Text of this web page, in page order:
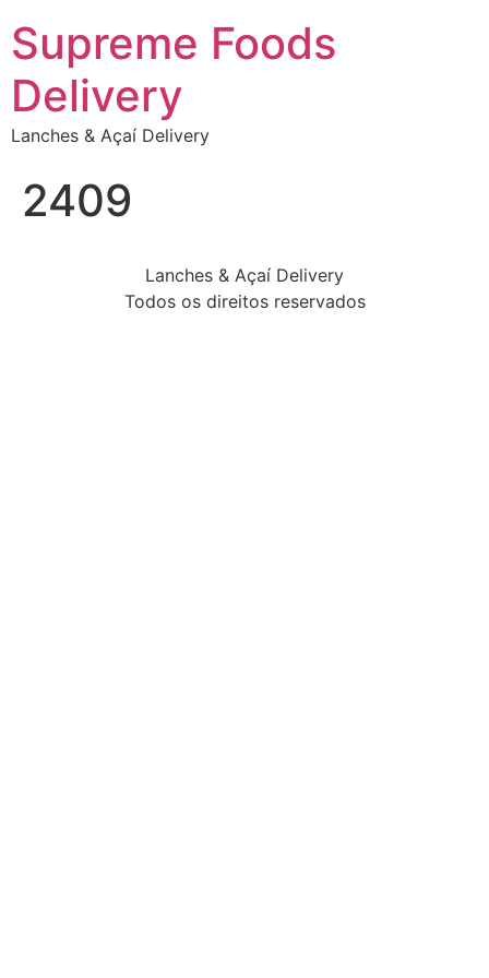
Supreme Foods
Delivery
Lanches & Açaí Delivery
2409
Lanches & Açaí Delivery
Todos os direitos reservados